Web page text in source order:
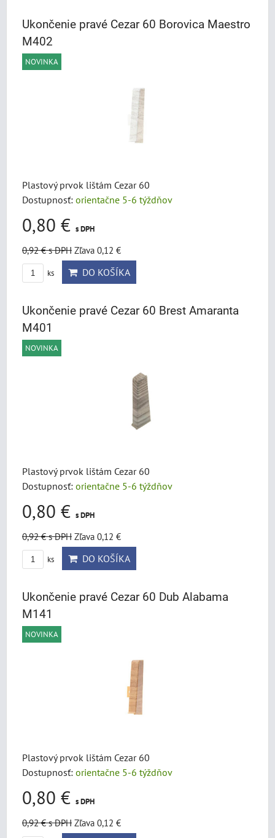
Ukončenie pravé Cezar 60 Borovica Maestro
M402
NOVINKA
Plastový prvok lištám Cezar 60
Dostupnosť: orientačne 5-6 týždňov
0,80 € s DPH
0,92 €s DPH Zľava 0,12 €
ks DO KOŠÍKA
Ukončenie pravé Cezar 60 Brest Amaranta
M401
NOVINKA
Plastový prvok lištám Cezar 60
Dostupnosť: orientačne 5-6 týždňov
0,80 € s DPH
0,92 €s DPH Zľava 0,12 €
ks DO KOŠÍKA
Ukončenie pravé Cezar 60 Dub Alabama
M141
NOVINKA
Plastový prvok lištám Cezar 60
Dostupnosť: orientačne 5-6 týždňov
0,80 € s DPH
0,92 €s DPH Zľava 0,12 €